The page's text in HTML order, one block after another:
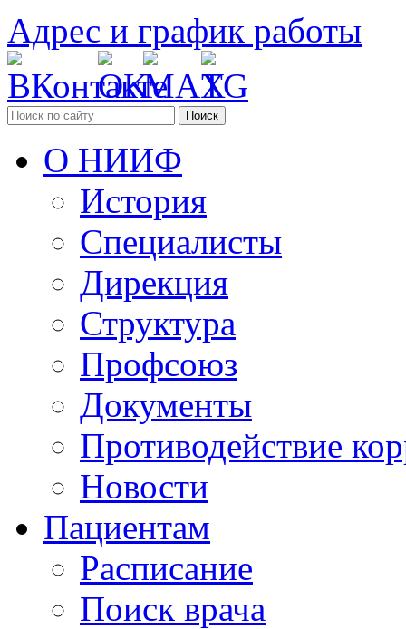
Адрес и график работы
Поиск
О НИИФ
История
Специалисты
Дирекция
Структура
Профсоюз
Документы
Противодействие
Новости
Пациентам
Расписание
Поиск врача